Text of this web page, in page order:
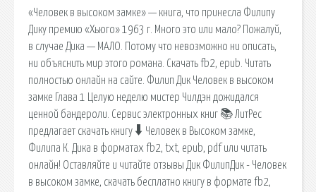
«Человек в высоком замке» — книга, что принесла Филипу
Дику премию «Хьюго» 1963 г. Много это или мало? Пожалуй,
в случае Дика — МАЛО. Потому что невозможно ни описать,
ни объяснить мир этого романа. Скачать fb2, epub. Читать
полностью онлайн на сайте. Филип Дик Человек в высоком
замке Глава 1 Целую неделю мистер Чилдэн дожидался
ценной бандероли. Сервис электронных книг 📚 ЛитРес
предлагает скачать книгу 🠳 Человек в Высоком замке,
Филипа К. Дика в форматах fb2, txt, epub, pdf или читать
онлайн! Оставляйте и читайте отзывы Дик ФилипДик - Человек
в высоком замке, скачать бесплатно книгу в формате fb2,